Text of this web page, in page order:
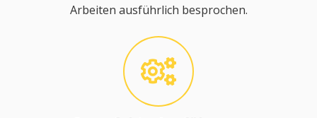
Arbeiten ausführlich besprochen.